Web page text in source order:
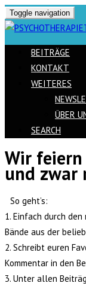
Toggle navigation
BEITRÄGE
KONTAKT
WEITERES
ÜBER
SEARCH
Skip
to
Wir
und zwar
So geht’s:
1. Einfach durch
Bände aus der
2. Schreibt euren
Kommentar in den
3. Unter allen